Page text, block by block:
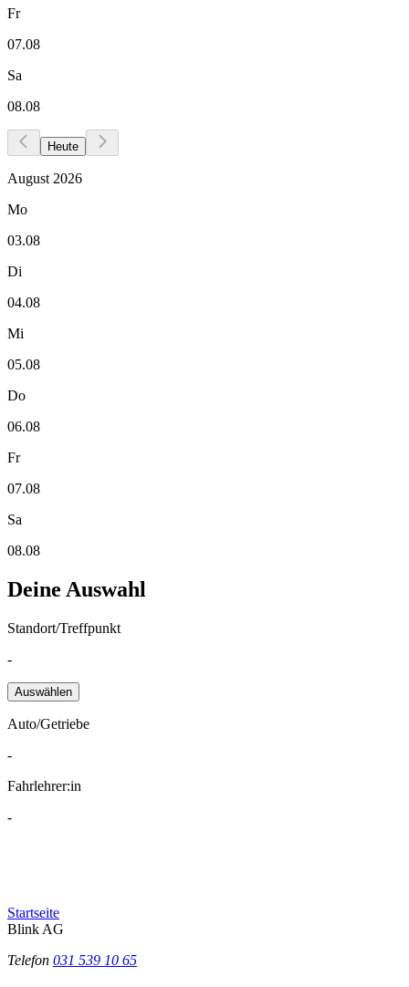
Fr
07.08
Sa
08.08
Heute
August 2026
Mo
03.08
Di
04.08
Mi
05.08
Do
06.08
Fr
07.08
Sa
08.08
Deine Auswahl
Standort/Treffpunkt
-
Auswählen
Auto/Getriebe
-
Fahrlehrer:in
-
Startseite
Blink AG
Telefon 031 539 10 65